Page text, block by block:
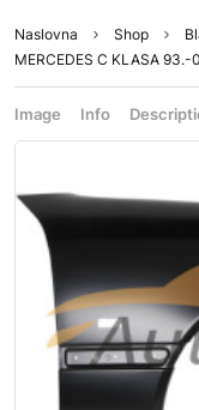
Naslovna Shop
MERCEDES C KLASA 93.-
Image Info